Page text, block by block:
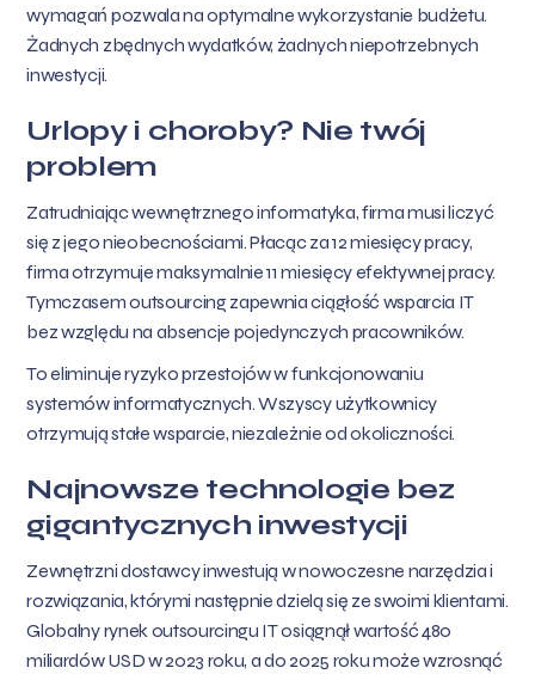
wymagań pozwala na optymalne wykorzystanie budżetu.
Żadnych zbędnych wydatków, żadnych niepotrzebnych
inwestycji.
Urlopy i choroby? Nie twój
problem
Zatrudniając wewnętrznego informatyka, firma musi liczyć
się z jego nieobecnościami. Płacąc za 12 miesięcy pracy,
firma otrzymuje maksymalnie 11 miesięcy efektywnej pracy.
Tymczasem outsourcing zapewnia ciągłość wsparcia IT
bez względu na absencje pojedynczych pracowników.
To eliminuje ryzyko przestojów w funkcjonowaniu
systemów informatycznych. Wszyscy użytkownicy
otrzymują stałe wsparcie, niezależnie od okoliczności.
Najnowsze technologie bez
gigantycznych inwestycji
Zewnętrzni dostawcy inwestują w nowoczesne narzędzia i
rozwiązania, którymi następnie dzielą się ze swoimi klientami.
Globalny rynek outsourcingu IT osiągnął wartość 480
miliardów USD w 2023 roku, a do 2025 roku może wzrosnąć